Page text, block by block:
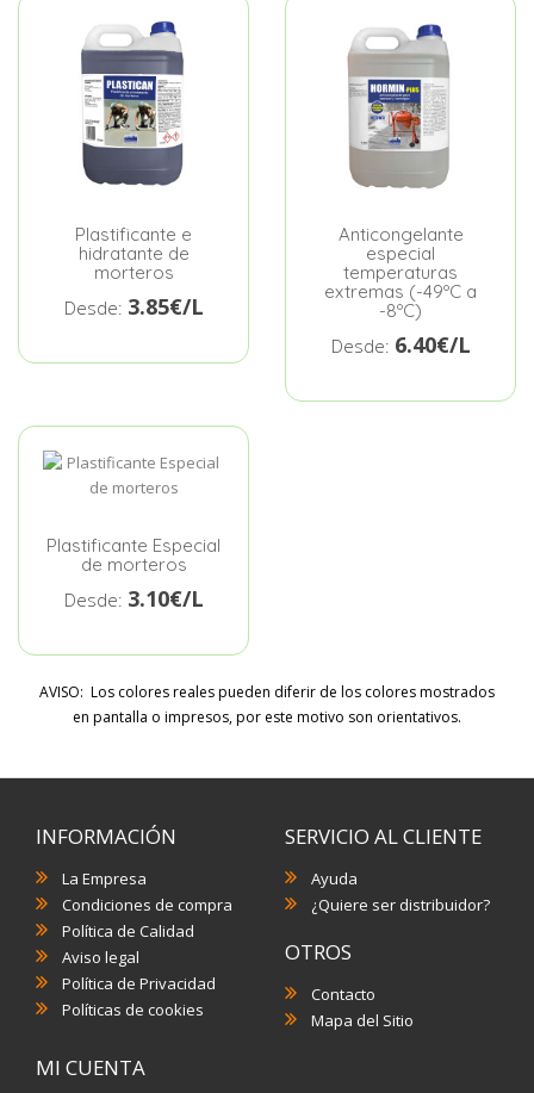
Plastificante e
hidratante de
morteros
Desde: 3.85€/L
Anticongelante
especial
temperaturas
extremas (-49ºC a
-8ºC)
Desde: 6.40€/L
Plastificante Especial
de morteros
Desde: 3.10€/L
AVISO: Los colores reales pueden diferir de los colores mostrados
en pantalla o impresos, por este motivo son orientativos.
INFORMACIÓN
La Empresa
Condiciones de compra
Política de Calidad
Aviso legal
Política de Privacidad
Políticas de cookies
SERVICIO AL CLIENTE
Ayuda
¿Quiere ser distribuidor?
OTROS
Contacto
Mapa del Sitio
MI CUENTA